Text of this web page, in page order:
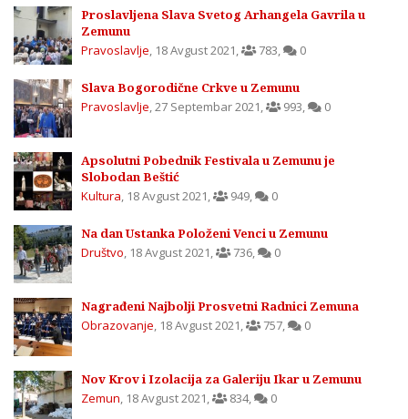
Proslavljena Slava Svetog Arhangela Gavrila u
Zemunu
Pravoslavlje, 18 Avgust 2021, 783, 0
Slava Bogorodične Crkve u Zemunu
Pravoslavlje,27 Septembar 2021, 993, 0
Apsolutni Pobednik Festivala u Zemunu je
Slobodan Beštić
Kultura, 18 Avgust 2021, 949, 0
Na dan Ustanka Položeni Venci u Zemunu
Društvo, 18 Avgust 2021, 736, 0
Nagrađeni Najbolji Prosvetni Radnici Zemuna
Obrazovanje, 18 Avgust 2021, 757, 0
Nov Krov i Izolacija za Galeriju Ikar u Zemunu
Zemun, 18 Avgust 2021, 834, 0